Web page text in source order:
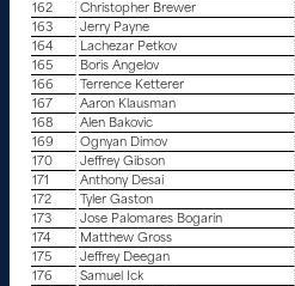
162
Christopher Brewer
163
Jerry Payne
164
Lachezar Petkov
165
Boris Angelov
166
Terrence Ketterer
167
Aaron Klausman
168
Alen Bakovic
169
Ognyan Dimov
170
Jeffrey Gibson
171
Anthony Desai
172
Tyler Gaston
173
Jose Palomares Bogarin
174
Matthew Gross
175
Jeffrey Deegan
176
Samuel Ick